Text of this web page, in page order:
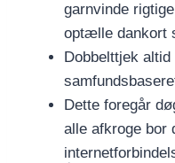
garnvinde
optælle dankort
Dobbelttjek
Dette foregår
alle afkroge bor